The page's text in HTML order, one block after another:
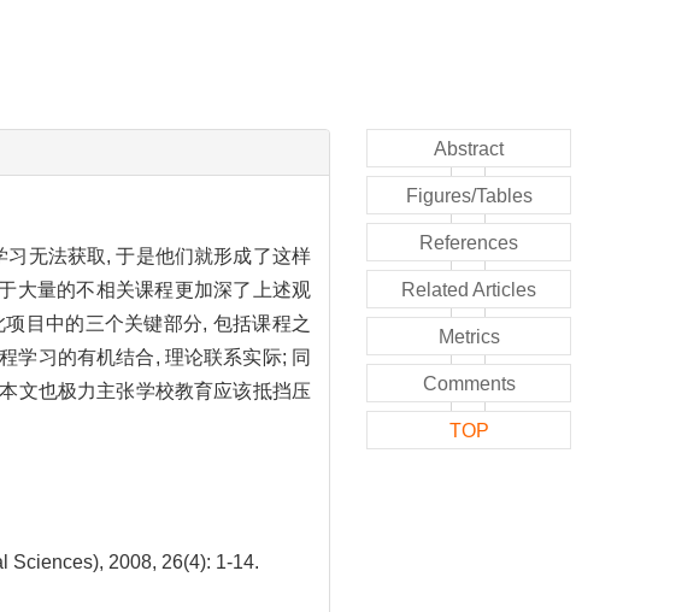
无法获取, 于是他们就形成了这样
大量的不相关课程更加深了上述观
目中的三个关键部分, 包括课程之
学习的有机结合, 理论联系实际; 同
文也极力主张学校教育应该抵挡压
Sciences), 2008, 26(4): 1-14.
Abstract
Figures/Tables
References
Related Articles
Metrics
Comments
TOP